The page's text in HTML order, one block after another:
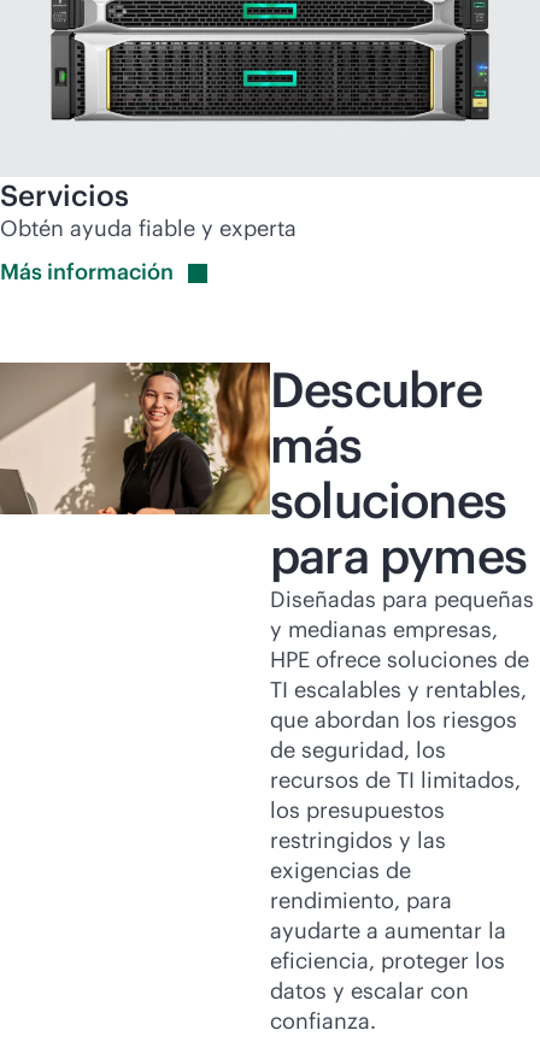
Servicios
Obtén ayuda fiable y experta
Más información
Descubre
más
soluciones
para pymes
Diseñadas para pequeñas
y medianas empresas,
HPE ofrece soluciones de
TI escalables y rentables,
que abordan los riesgos
de seguridad, los
recursos de TI limitados,
los presupuestos
restringidos y las
exigencias de
rendimiento, para
ayudarte a aumentar la
eficiencia, proteger los
datos y escalar con
confianza.